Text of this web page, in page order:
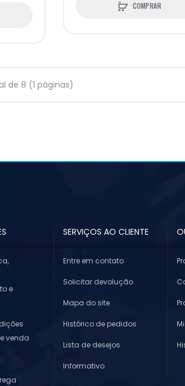
COMPRAR
de 8 (1 páginas)
e
venda
SERVIÇOS AO CLIENTE
Entre em contato
Solicitar devolução
Mapa do site
Histórico de pedidos
Lista de desejos
Informativo